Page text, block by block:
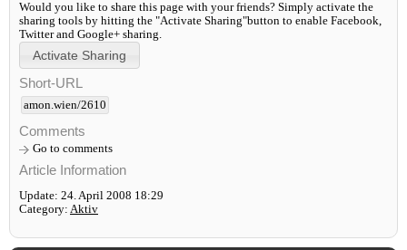
Would you like to share this page with your friends? Simply activate the
sharing tools by hitting the "Activate Sharing"button to enable Facebook,
Twitter and Google+ sharing.
Short-URL
amon.wien/2610
Comments
Go to comments
Article Information
Update: 24. April 2008 18:29
Category: Aktiv